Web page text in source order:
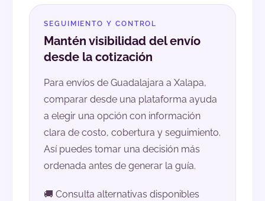
SEGUIMIENTO Y CONTROL
Mantén visibilidad del envío
desde la cotización
Para envíos de Guadalajara a Xalapa,
comparar desde una plataforma ayuda
a elegir una opción con información
clara de costo, cobertura y seguimiento.
Así puedes tomar una decisión más
ordenada antes de generar la guía.
🚚 Consulta alternativas disponibles